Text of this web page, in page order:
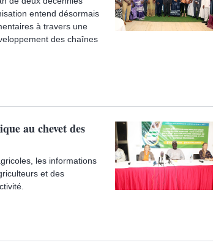
entend désormais
à travers une
des chaînes
au chevet des
les informations
et des